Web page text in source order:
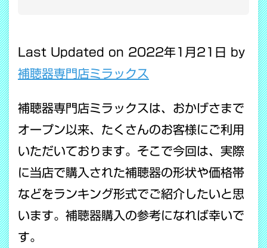
Last Updated on 2022年1月21日 by
補聴器専門店ミラックス
補聴器専門店ミラックスは、おかげさまで
オープン以来、たくさんのお客様にご利用
いただいております。そこで今回は、実際
に当店で購入された補聴器の形状や価格帯
などをランキング形式でご紹介したいと思
います。補聴器購入の参考になれば幸いで
す。